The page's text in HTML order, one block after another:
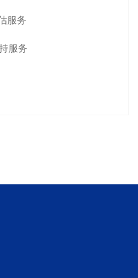
服务
服务